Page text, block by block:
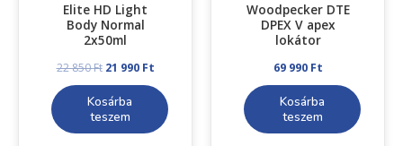
Elite HD Light
Body Normal
2x50ml
22 850Ft 21 990 Ft
Kosárba
teszem
Woodpecker DTE
DPEX V apex
lokátor
69 990 Ft
Kosárba
teszem